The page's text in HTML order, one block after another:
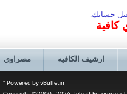
حسابك.
كافية
مصراوي ارشيف الكافيه
Powered by vBulletin®